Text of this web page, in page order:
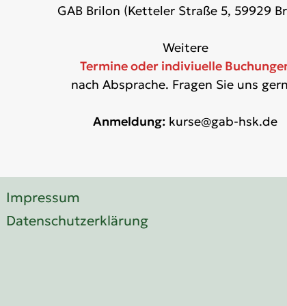
GAB Brilon (Ketteler Straße 5, 59929
Weitere
Termine oder indiviuelle
nach Absprache. Fragen Sie uns
Anmeldung: kurse@gab-hsk.de
Impressum
Datenschutzerklärung